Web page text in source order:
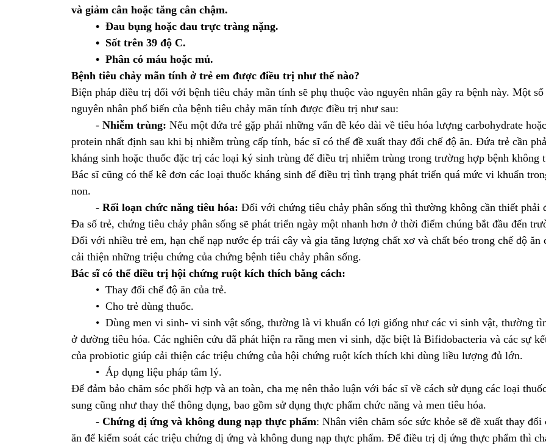
và giảm cân hoặc tăng cân chậm.
• Đau bụng hoặc đau trực tràng nặng.
• Sốt trên 39 độ C.
• Phân có máu hoặc mủ.
Bệnh tiêu chảy mãn tính ở trẻ em được điều trị như thế nào?
Biện pháp điều trị đối với bệnh tiêu chảy mãn tính sẽ phụ thuộc vào nguyên nhân gây ra bệnh này. Một số
nguyên nhân phổ biến của bệnh tiêu chảy mãn tính được điều trị như sau:
- Nhiễm trùng: Nếu một đứa trẻ gặp phải những vấn đề kéo dài về tiêu hóa lượng carbohydrate hoặc
protein nhất định sau khi bị nhiễm trùng cấp tính, bác sĩ có thể đề xuất thay đổi chế độ ăn. Đứa trẻ cần
kháng sinh hoặc thuốc đặc trị các loại ký sinh trùng để điều trị nhiễm trùng trong trường hợp bệnh không
Bác sĩ cũng có thể kê đơn các loại thuốc kháng sinh để điều trị tình trạng phát triển quá mức vi khuẩn
non.
- Rối loạn chức năng tiêu hóa: Đối với chứng tiêu chảy phân sống thì thường không cần thiết phải
Đa số trẻ, chứng tiêu chảy phân sống sẽ phát triển ngày một nhanh hơn ở thời điểm chúng bắt đầu đến
Đối với nhiều trẻ em, hạn chế nạp nước ép trái cây và gia tăng lượng chất xơ và chất béo trong chế độ ăn
cải thiện những triệu chứng của chứng bệnh tiêu chảy phân sống.
Bác sĩ có thể điều trị hội chứng ruột kích thích bằng cách:
• Thay đổi chế độ ăn của trẻ.
• Cho trẻ dùng thuốc.
• Dùng men vi sinh- vi sinh vật sống, thường là vi khuẩn có lợi giống như các vi sinh vật, thường
ở đường tiêu hóa. Các nghiên cứu đã phát hiện ra rằng men vi sinh, đặc biệt là Bifidobacteria và các sự
của probiotic giúp cải thiện các triệu chứng của hội chứng ruột kích thích khi dùng liều lượng đủ lớn.
• Áp dụng liệu pháp tâm lý.
Để đảm bảo chăm sóc phối hợp và an toàn, cha mẹ nên thảo luận với bác sĩ về cách sử dụng các loại
sung cũng như thay thế thông dụng, bao gồm sử dụng thực phẩm chức năng và men tiêu hóa.
- Chứng dị ứng và không dung nạp thực phẩm: Nhân viên chăm sóc sức khỏe sẽ đề xuất thay đổi
ăn để kiểm soát các triệu chứng dị ứng và không dung nạp thực phẩm. Để điều trị dị ứng thực phẩm thì